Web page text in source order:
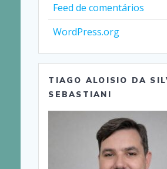
Feed de comentários
WordPress.org
TIAGO ALOISIO DA
SEBASTIANI